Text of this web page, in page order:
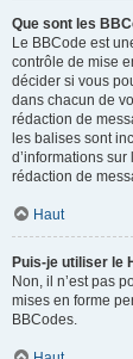
Que sont les
Le BBCode est
contrôle de mise
décider si vous
dans chacun de
rédaction de
les balises sont
d’informations
rédaction de
Haut
Puis-je utiliser le
Non, il n’est pas
mises en forme
BBCodes.